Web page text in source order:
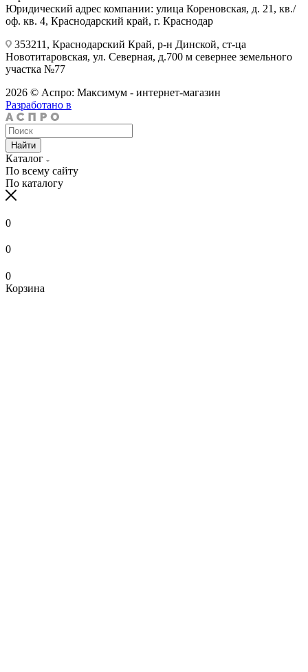
Юридический адрес компании: улица Кореновская, д. 21, кв./
оф. кв. 4, Краснодарский край, г. Краснодар
353211, Краснодарский Край, р-н Динской, ст-ца
Новотитаровская, ул. Северная, д.700 м севернее земельного
участка №77
2026 © Аспро: Максимум - интернет-магазин
Разработано в
Найти
Каталог
По всему сайту
По каталогу
0
0
0
Корзина